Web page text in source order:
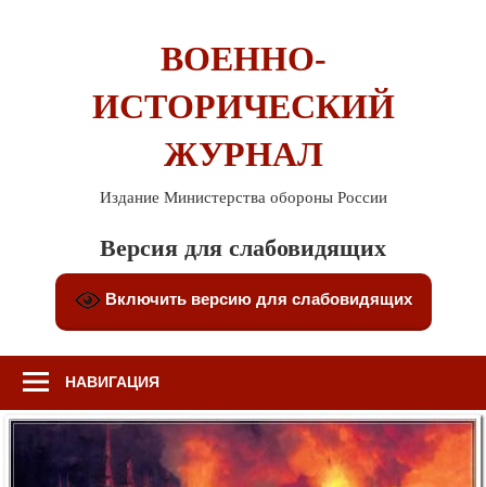
ВОЕННО-
ИСТОРИЧЕСКИЙ
ЖУРНАЛ
Издание Министерства обороны России
Версия для слабовидящих
Включить версию для слабовидящих
НАВИГАЦИЯ